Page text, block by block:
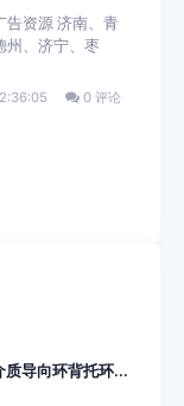
告资源 济南、青
州、济宁、枣
0 评论
质导向环背托环...